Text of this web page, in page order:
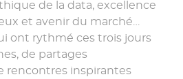
de la data, excellence
et avenir du marché…
ont rythmé ces trois jours
de partages
rencontres inspirantes